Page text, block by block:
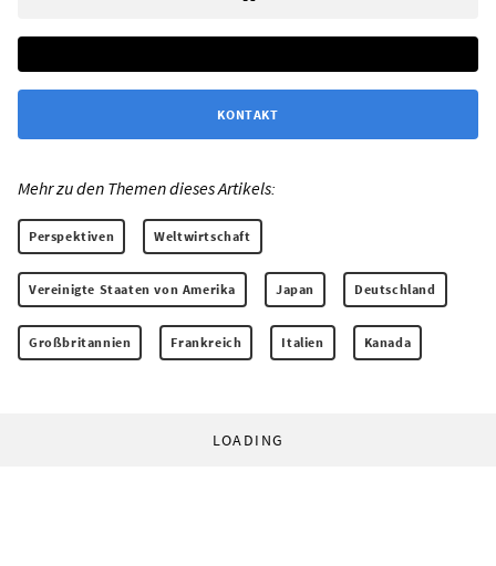
KONTAKT
Mehr zu den Themen dieses Artikels:
Perspektiven Weltwirtschaft
Vereinigte Staaten von Amerika Japan Deutschland
Großbritannien Frankreich Italien Kanada
LOADING